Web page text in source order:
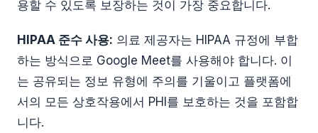
용할 수 있도록 보장하는 것이 가장 중요합니다.
HIPAA 준수 사용: 의료 제공자는 HIPAA 규정에 부합
하는 방식으로 Google Meet를 사용해야 합니다. 이
는 공유되는 정보 유형에 주의를 기울이고 플랫폼에
서의 모든 상호작용에서 PHI를 보호하는 것을 포함합
니다.